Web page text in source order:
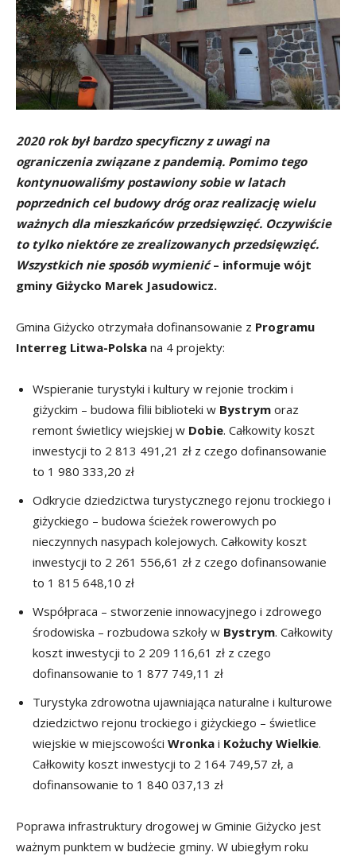
2020 rok był bardzo specyficzny z uwagi na
ograniczenia związane z pandemią. Pomimo tego
kontynuowaliśmy postawiony sobie w latach
poprzednich cel budowy dróg oraz realizację wielu
ważnych dla mieszkańców przedsięwzięć. Oczywiście
to tylko niektóre ze zrealizowanych przedsięwzięć.
Wszystkich nie sposób wymienić– informuje wójt
gminy Giżycko Marek Jasudowicz.
Gmina Giżycko otrzymała dofinansowanie z Programu
Interreg Litwa-Polska na 4 projekty:
Wspieranie turystyki i kultury w rejonie trockim i
giżyckim – budowa filii biblioteki w Bystrym oraz
remont świetlicy wiejskiej w Dobie. Całkowity koszt
inwestycji to 2 813 491,21 zł z czego dofinansowanie
to 1 980 333,20 zł
Odkrycie dziedzictwa turystycznego rejonu trockiego i
giżyckiego – budowa ścieżek rowerowych po
nieczynnych nasypach kolejowych. Całkowity koszt
inwestycji to 2 261 556,61 zł z czego dofinansowanie
to 1 815 648,10 zł
Współpraca – stworzenie innowacyjnego i zdrowego
środowiska – rozbudowa szkoły w Bystrym. Całkowity
koszt inwestycji to 2 209 116,61 zł z czego
dofinansowanie to 1 877 749,11 zł
Turystyka zdrowotna ujawniająca naturalne i kulturowe
dziedzictwo rejonu trockiego i giżyckiego – świetlice
wiejskie w miejscowości Wronka i Kożuchy Wielkie.
Całkowity koszt inwestycji to 2 164 749,57 zł, a
dofinansowanie to 1 840 037,13 zł
Poprawa infrastruktury drogowej w Gminie Giżycko jest
ważnym punktem w budżecie gminy. W ubiegłym roku